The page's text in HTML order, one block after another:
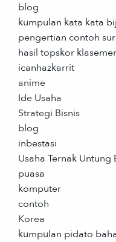
blog
kumpulan kata kata
pengertian contoh
hasil topskor
icanhazkarrit
anime
Ide Usaha
Strategi Bisnis
blog
inbestasi
Usaha Ternak Untung
puasa
komputer
contoh
Korea
kumpulan pidato